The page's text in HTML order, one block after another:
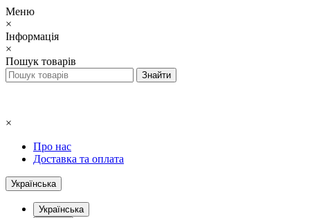
Меню
×
Інформація
×
Пошук товарів
×
Про нас
Доставка та оплата
Українська
Українська